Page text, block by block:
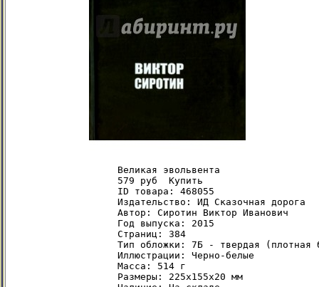
Великая эвольвента
579 руб  Купить
ID товара: 468055
Издательство: ИД Сказочная дорога
Автор: Сиротин Виктор Иванович
Год выпуска: 2015
Страниц: 384
Тип обложки: 7Б - твердая (плотная
Иллюстрации: Черно-белые
Масса: 514 г
Размеры: 225x155x20 мм